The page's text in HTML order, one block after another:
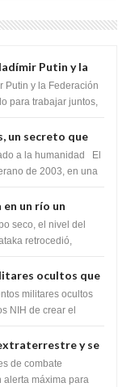
Putin y la
firmado un
Sionistas?
Putin y la Federación
para trabajar juntos,
un secreto que
destino de la
a la humanidad El
de 2003, en una
un río un
miles de Shiva
seco, el nivel del
retrocedió,
ocultos que
NIH de crear el
de
militares ocultos
NIH de crear el
y se
satélite
de combate
alerta máxima para